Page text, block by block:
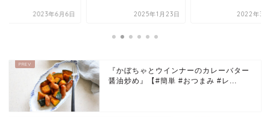
2023年6月6日 2025年1月23日 2022年3
『かぼちゃとウインナーのカレーバター
醤油炒め』【#簡単 #おつまみ #レ...